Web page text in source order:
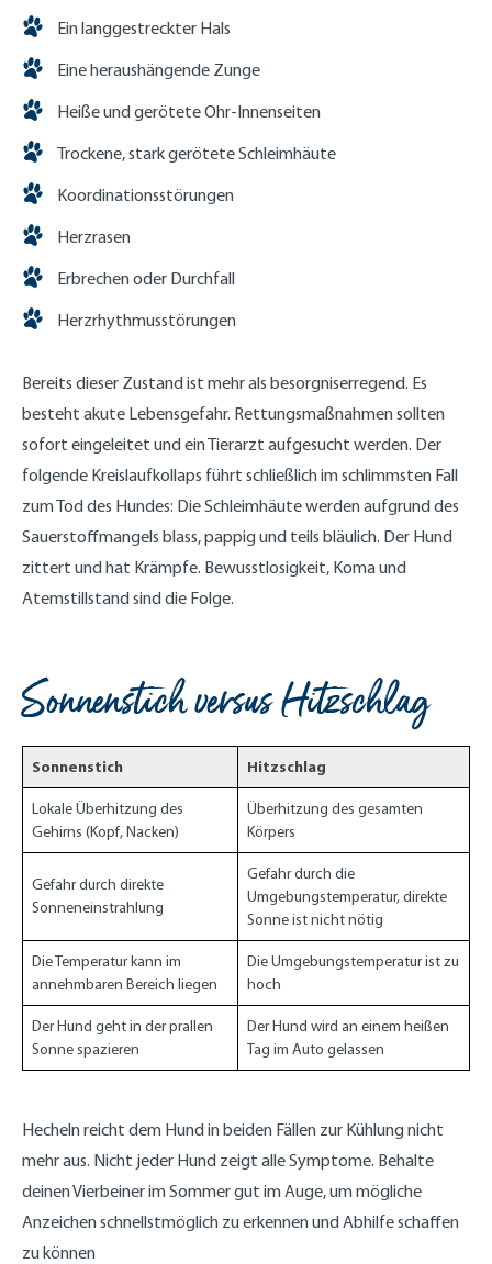
Ein langgestreckter Hals
Eine heraushängende Zunge
Heiße und gerötete Ohr-Innenseiten
Trockene, stark gerötete Schleimhäute
Koordinationsstörungen
Herzrasen
Erbrechen oder Durchfall
Herzrhythmusstörungen
Bereits dieser Zustand ist mehr als besorgniserregend. Es
besteht akute Lebensgefahr. Rettungsmaßnahmen sollten
sofort eingeleitet und ein Tierarzt aufgesucht werden. Der
folgende Kreislaufkollaps führt schließlich im schlimmsten Fall
zum Tod des Hundes: Die Schleimhäute werden aufgrund des
Sauerstoffmangels blass, pappig und teils bläulich. Der Hund
zittert und hat Krämpfe. Bewusstlosigkeit, Koma und
Atemstillstand sind die Folge.
Sonnenstich versus Hitzschlag
Sonnenstich Hitzschlag
Lokale Überhitzung des
Gehirns (Kopf, Nacken)
Überhitzung des gesamten
Körpers
Gefahr durch direkte
Sonneneinstrahlung
Gefahr durch die
Umgebungstemperatur, direkte
Sonne ist nicht nötig
Die Temperatur kann im
annehmbaren Bereich liegen
Die Umgebungstemperatur ist zu
hoch
Der Hund geht in der prallen
Sonne spazieren
Der Hund wird an einem heißen
Tag im Auto gelassen
Hecheln reicht dem Hund in beiden Fällen zur Kühlung nicht
mehr aus. Nicht jeder Hund zeigt alle Symptome. Behalte
deinen Vierbeiner im Sommer gut im Auge, um mögliche
Anzeichen schnellstmöglich zu erkennen und Abhilfe schaffen
zu können